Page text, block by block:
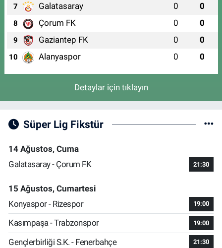
7 Galatasaray 0 0
8 Çorum FK 0 0
9 Gaziantep FK 0 0
10 Alanyaspor 0 0
Detaylar için tıklayın
Süper Lig Fikstür
14 Ağustos, Cuma
Galatasaray - Çorum FK
21:30
15 Ağustos, Cumartesi
Konyaspor - Rizespor
19:00
Kasımpaşa - Trabzonspor 19:00
Gençlerbirliği S.K. - Fenerbahçe 21:30